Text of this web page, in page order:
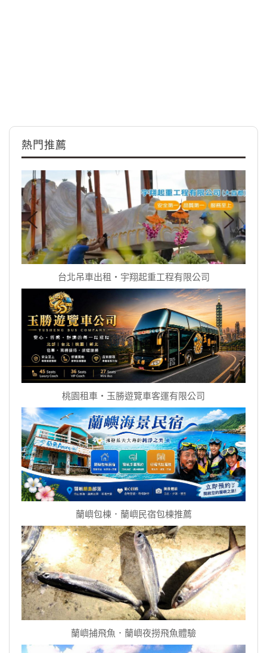
熱門推薦
台北吊車出租‧宇翔起重工程有限公司
桃園租車‧玉勝遊覽車客運有限公司
蘭嶼包棟．蘭嶼民宿包棟推薦
蘭嶼捕飛魚．蘭嶼夜撈飛魚體驗